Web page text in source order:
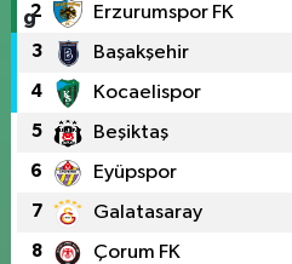
2 Erzurumspor FK
3 Başakşehir
4 Kocaelispor
5 Beşiktaş
6 Eyüpspor
7 Galatasaray
8 Çorum FK